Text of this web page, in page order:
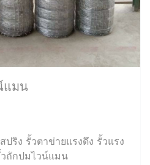
แมน
ริง รั้วตาข่ายแรงดึง รั้วแรง
ถักปมไวน์แมน